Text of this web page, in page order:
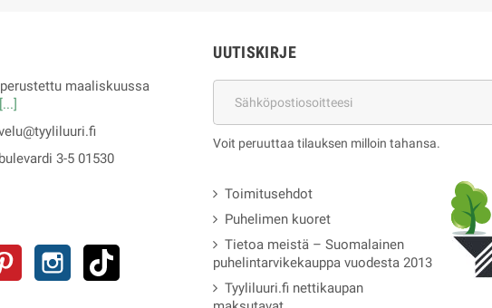
maaliskuussa
[...]
3-5 01530
Pinterest Instagram
UUTISKIRJE
Voit peruuttaa tilauksen milloin tahansa.
Toimitusehdot
Puhelimen kuoret
Tietoa meistä – Suomalainen
puhelintarvikekauppa vuodesta 2013
Tyyliluuri.fi nettikaupan